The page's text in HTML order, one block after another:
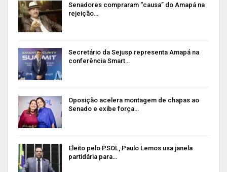
Senadores compraram “causa” do Amapá na
rejeição…
Secretário da Sejusp representa Amapá na
conferência Smart…
Oposição acelera montagem de chapas ao
Senado e exibe força…
Eleito pelo PSOL, Paulo Lemos usa janela
partidária para…